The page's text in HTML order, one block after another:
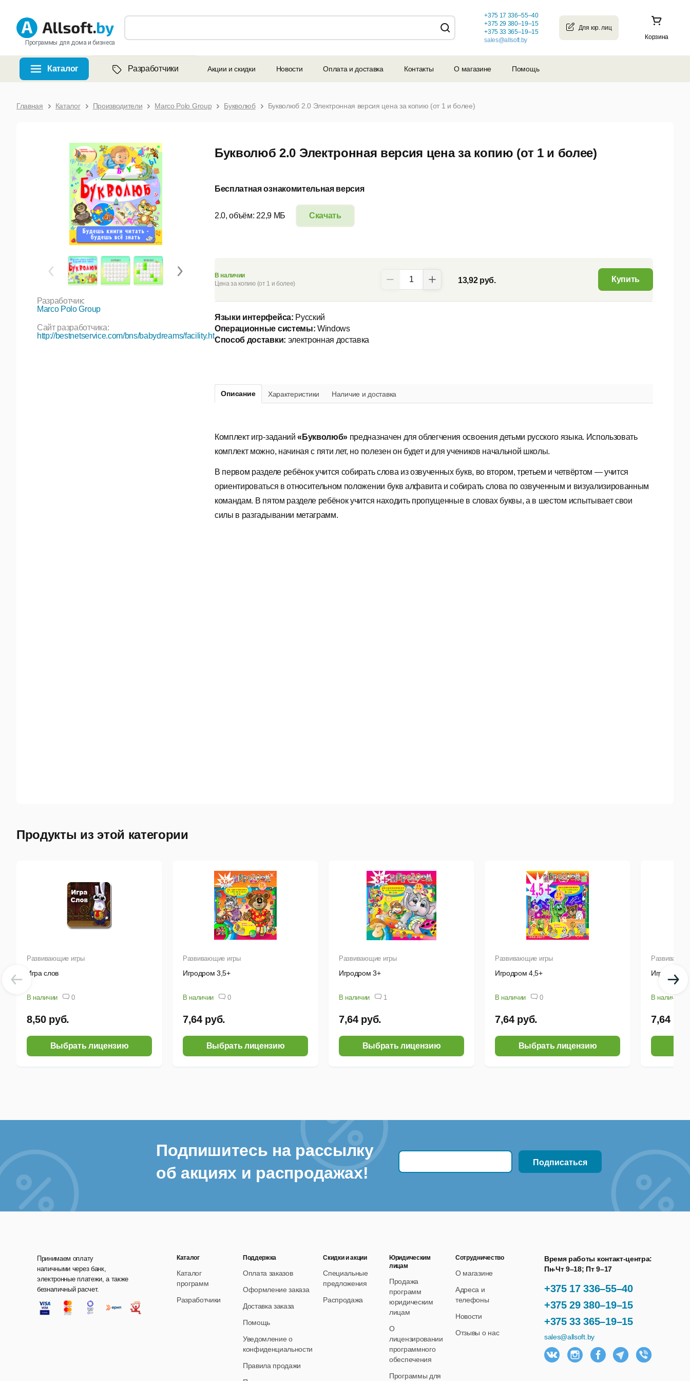
Программы для дома и бизнеса
Корзина
+375 17 336–55–40
+375 29 380–19–15
+375 33 365–19–15
sales@allsoft.by
Каталог Разработчики Акции и скидки Новости Оплата и доставка Контакты О магазине Помощь
Главная Каталог Производители Marco Polo Group Букволюб Букволюб 2.0 Электронная версия цена за копию (от 1 и более)
Букволюб 2.0 Электронная версия цена за копию (от 1 и более)
Разработчик:
Marco Polo Group
Сайт разработчика:
http://bestnetservice.com/bns/babydreams/facility.htm
Бесплатная ознакомительная версия
Скачать
2.0, объём: 22,9 МБ
Описание Характеристики Наличие и доставка
Комплект игр-заданий«Букволюб» предназначен для облегчения освоения детьми русского языка. Использовать
комплект можно, начиная с пяти лет, но полезен он будет и для учеников начальной школы.
В первом разделе ребёнок учится собирать слова из озвученных букв, во втором, третьем и четвёртом — учится
ориентироваться в относительном положении букв алфавита и собирать слова по озвученным и визуализированным
командам. В пятом разделе ребёнок учится находить пропущенные в словах буквы, а в шестом испытывает свои
силы в разгадывании метаграмм.
В наличии
Цена за копию (от 1 и более)
13,92 руб. Купить
Языки интерфейса: Русский
Операционные системы: Windows
Способ доставки: электронная доставка
Продукты из этой категории
Развивающие игры
Игра слов
В наличии 0
8,50 руб.
Выбрать лицензию
Развивающие игры
Игродром 3,5+
В наличии 0
7,64 руб.
Выбрать лицензию
Развивающие игры
Игродром 3+
В наличии 1
7,64 руб.
Выбрать лицензию
Развивающие игры
Игродром 4,5+
В наличии 0
7,64 руб.
Выбрать лицензию
Игродром
В наличии
7,64
Подпишитесь на рассылку
об акциях и распродажах!
Принимаем оплату
наличными через банк,
электронные платежи, а также
безналичный расчет.
+375 17 336–55–40
+375 29 380–19–15
+375 33 365–19–15
Время работы контакт-центра:
Пн-Чт 9–18; Пт 9–17
sales@allsoft.by
Каталог
Каталог
программ
Разработчики
Поддержка
Оплата заказов
Оформление заказа
Доставка заказа
Помощь
Уведомление о
конфиденциальности
Правила продажи
Скидки и акции
Специальные
предложения
Распродажа
Юридическим
лицам
Продажа
программ
юридическим
лицам
О
лицензировании
программного
обеспечения
Программы для
Сотрудничество
О магазине
Адреса и
телефоны
Новости
Отзывы о нас